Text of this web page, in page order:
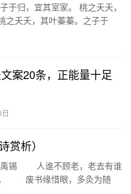
于归，宜其室家。 桃之夭夭，
之夭夭，其叶蓁蓁。之子于
案20条，正能量十足
赏析）
锡 人谁不顾老，老去有谁
废书缘惜眼，多灸为随